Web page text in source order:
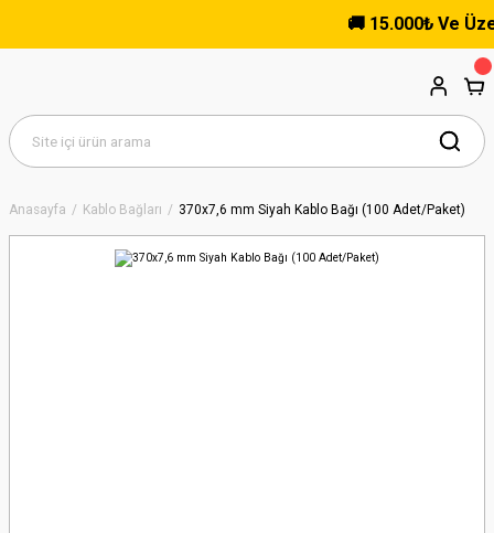
🚚 15.000₺ Ve
Anasayfa Kablo Bağları 370x7,6 mm Siyah Kablo Bağı (100 Adet/Paket)